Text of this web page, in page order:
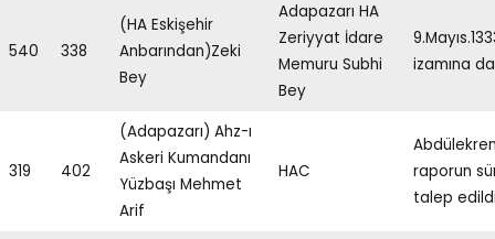
540 338
(HA Eskişehir
Anbarından)Zeki
Bey
Adapazarı HA
Zeriyyat İdare
Memuru Subhi
Bey
izamına
319 402
(Adapazarı) Ahz-ı
Askeri Kumandanı
Yüzbaşı Mehmet
Arif
HAC
raporun
talep